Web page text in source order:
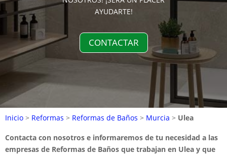
AYUDARTE!
CONTACTAR
Inicio > Reformas > Reformas de Baños > Murcia > Ulea
Contacta con nosotros e informaremos de tu necesidad a las
empresas de Reformas de Baños que trabajan en Ulea y que